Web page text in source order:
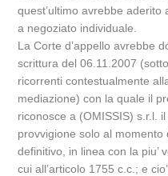
quest’ultimo avrebbe
a negoziato individuale.
La Corte d’appello avrebbe
scrittura del 06.11.2007
ricorrenti contestualmente
mediazione) con la quale il
riconosce a (OMISSIS) s.r.l.
provvigione solo al
definitivo, in linea con la piu’
cui all’articolo 1755 c.c.; e